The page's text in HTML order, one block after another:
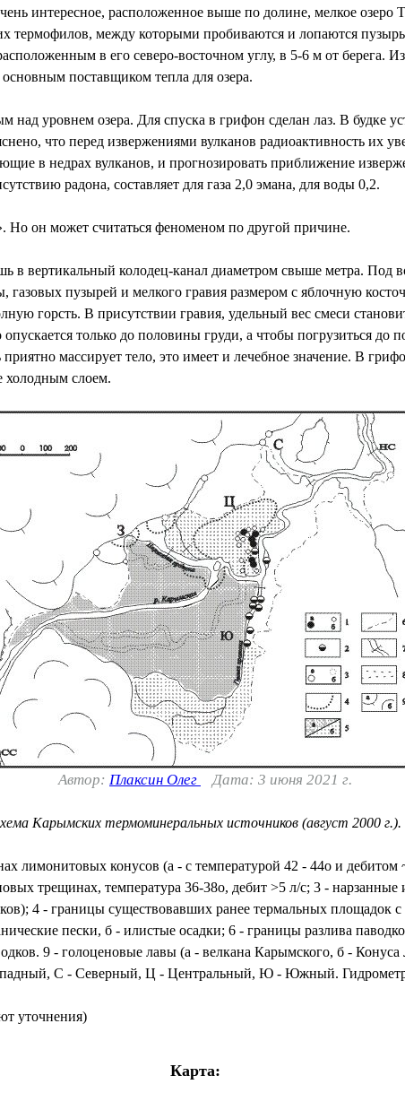
интересное, расположенное выше по долине, мелкое озеро
термофилов, между которыми пробиваются и лопаются
в его северо-восточном углу, в 5-6 м от берега.
поставщиком тепла для озера.
над уровнем озера. Для спуска в грифон сделан лаз. В будке
что перед извержениями вулканов радиоактивность их
в недрах вулканов, и прогнозировать приближение
радона, составляет для газа 2,0 эмана, для воды 0,2.
он может считаться феноменом по другой причине.
в вертикальный колодец-канал диаметром свыше метра. Под
пузырей и мелкого гравия размером с яблочную
горсть. В присутствии гравия, удельный вес смеси
только до половины груди, а чтобы погрузиться до
массирует тело, это имеет и лечебное значение. В
холодным слоем.
Автор: Плаксин Олег Дата: 3 июня 2021 г.
Карымских термоминеральных источников (август 2000 г.).
лимонитовых конусов (а - с температурой 42 - 44о и дебитом
трещинах, температура 36-38о, дебит >5 л/с; 3 - нарзанные
4 - границы существовавших ранее термальных площадок
пески, б - илистые осадки; 6 - границы разлива
9 - голоценовые лавы (а - велкана Карымского, б - Конуса
С - Северный, Ц - Центральный, Ю - Южный.
уточнения)
Карта: